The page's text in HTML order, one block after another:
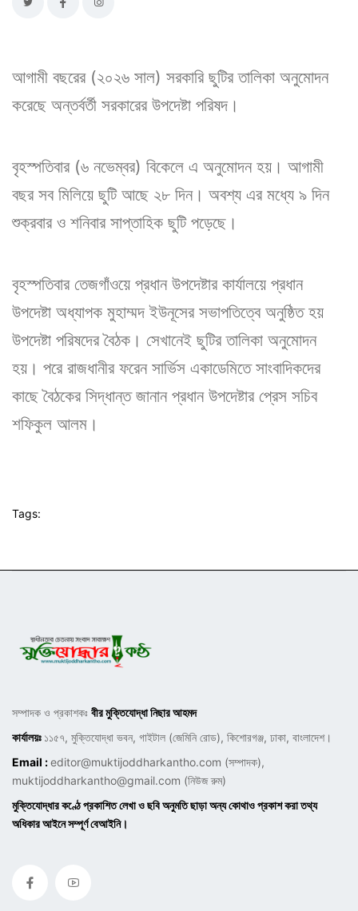
আগামী বছরের (২০২৬ সাল) সরকারি ছুটির তালিকা অনুমোদন
করেছে অন্তর্বর্তী সরকারের উপদেষ্টা পরিষদ।
বৃহস্পতিবার (৬ নভেম্বর) বিকেলে এ অনুমোদন হয়। আগামী
বছর সব মিলিয়ে ছুটি আছে ২৮ দিন। অবশ্য এর মধ্যে ৯ দিন
শুক্রবার ও শনিবার সাপ্তাহিক ছুটি পড়েছে।
বৃহস্পতিবার তেজগাঁওয়ে প্রধান উপদেষ্টার কার্যালয়ে প্রধান
উপদেষ্টা অধ্যাপক মুহাম্মদ ইউনূসের সভাপতিত্বে অনুষ্ঠিত হয়
উপদেষ্টা পরিষদের বৈঠক। সেখানেই ছুটির তালিকা অনুমোদন
হয়। পরে রাজধানীর ফরেন সার্ভিস একাডেমিতে সাংবাদিকদের
কাছে বৈঠকের সিদ্ধান্ত জানান প্রধান উপদেষ্টার প্রেস সচিব
শফিকুল আলম।
Tags:
সম্পাদক ও প্রকাশকঃ বীর মুক্তিযোদ্ধা নিছার আহমদ
কার্যালয়ঃ ১১৫৭, মুক্তিযোদ্ধা ভবন, গাইটাল (জেমিনি রোড), কিশোরগঞ্জ, ঢাকা, বাংলাদেশ।
Email :editor@muktijoddharkantho.com (সম্পাদক),
muktijoddharkantho@gmail.com (নিউজ রুম)
মুক্তিযোদ্ধার কণ্ঠে প্রকাশিত লেখা ও ছবি অনুমতি ছাড়া অন্য কোথাও প্রকাশ করা তথ্য
অধিকার আইনে সম্পূর্ণ বেআইনি।